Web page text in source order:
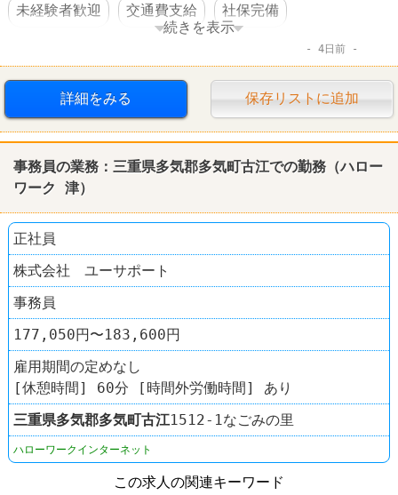
未経験者歓迎 交通費支給 社保完備
続きを表示
4日前
詳細をみる 保存リストに追加
事務員の業務：三重県多気郡多気町古江での勤務（ハロー
ワーク 津）
正社員
株式会社 ユーサポート
事務員
177,050円〜183,600円
雇用期間の定めなし
[休憩時間] 60分 [時間外労働時間] あり
三重県多気郡多気町古江1512-1なごみの里
ハローワークインターネット
この求人の関連キーワード